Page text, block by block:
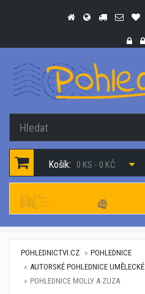
Košík: 0 KS - 0 KČ
POHLEDNICTVI.CZ
POHLEDNICE
AUTORSKÉ POHLEDNICE UMĚLECKÉ
POHLEDNICE MOLLY A ZUZA